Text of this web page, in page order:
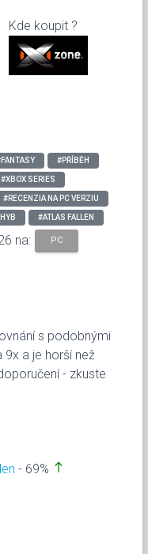
Kde koupit ?
#PŘÍBĚH
#XBOX SERIES
#RECENZIA NA PC VERZIU
#ATLAS FALLEN
na: PC
s podobnými
9x a je horší než
- zkuste
- 69% north